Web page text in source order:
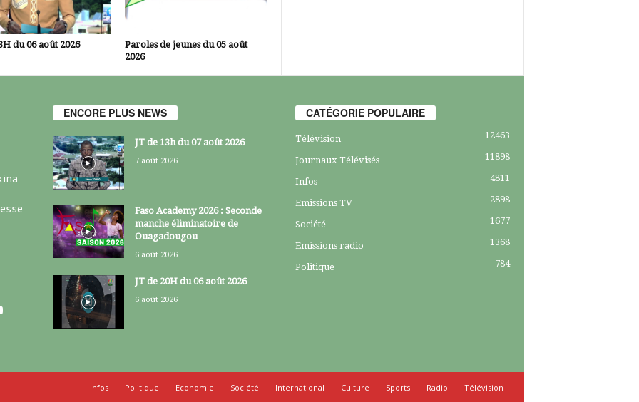
du 06 août 2026
Paroles de jeunes du 05 août
2026
ENCORE PLUS NEWS
JT de 13h du 07 août 2026
7 août 2026
Faso Academy 2026 : Seconde
manche éliminatoire de
Ouagadougou
6 août 2026
JT de 20H du 06 août 2026
6 août 2026
CATÉGORIE POPULAIRE
Télévision 12463
Journaux Télévisés 11898
Infos 4811
Emissions TV 2898
Société 1677
Emissions radio 1368
Politique 784
Infos Politique Economie Société International Culture Sports Radio
Télévision